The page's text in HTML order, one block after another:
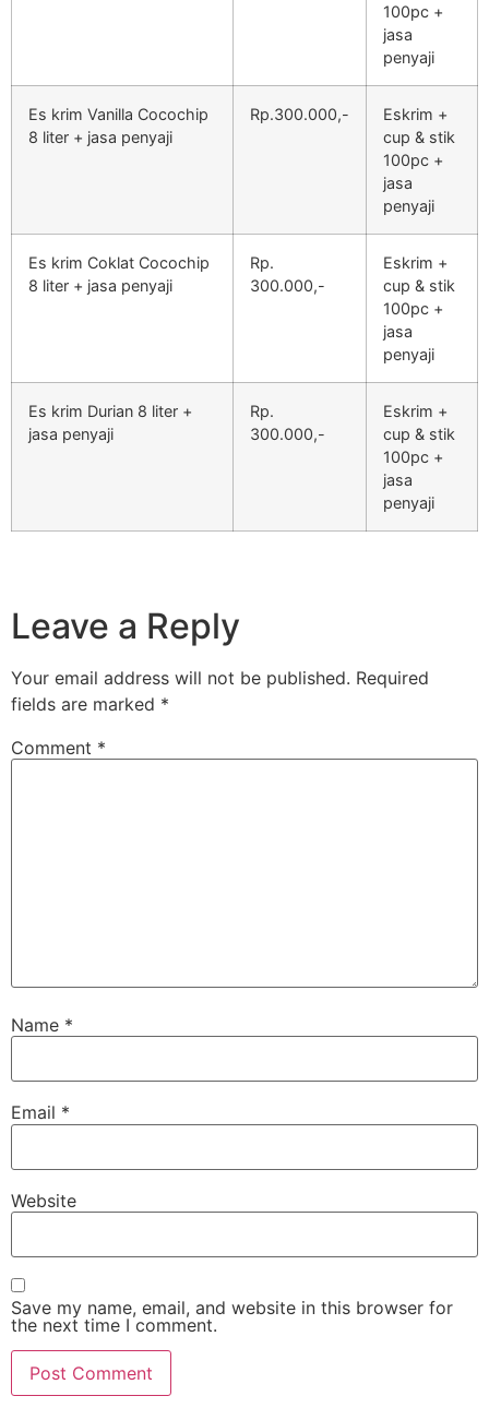
100pc +
jasa
penyaji
Es krim Vanilla Cocochip
8 liter + jasa penyaji
Rp.300.000,-
Eskrim +
cup & stik
100pc +
jasa
penyaji
Es krim Coklat Cocochip
8 liter + jasa penyaji
Rp.
300.000,-
Eskrim +
cup & stik
100pc +
jasa
penyaji
Es krim Durian 8 liter +
jasa penyaji
Rp.
300.000,-
Eskrim +
cup & stik
100pc +
jasa
penyaji
Leave a Reply
Your email address will not be published. Required
fields are marked *
Comment *
Name *
Email *
Website
Save my name, email, and website in this browser for
the next time I comment.